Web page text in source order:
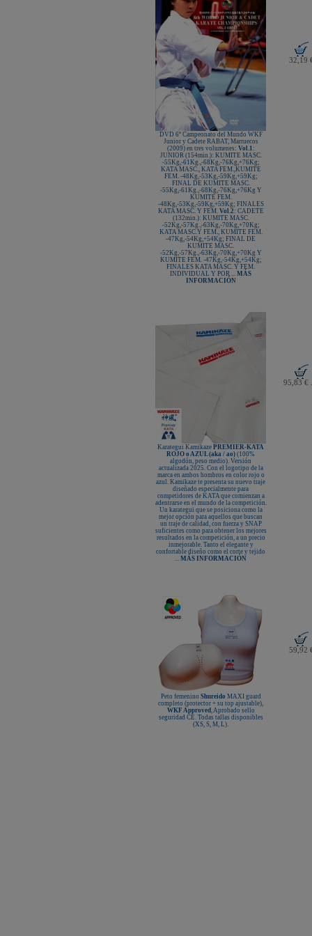
32,19
DVD 6º Campeonato del Mundo WKF
Junior y Cadete RABAT, Marruecos
(2009) en tres volumenes: Vol.1 :
JUNIOR (154min.): KUMITE MASC.
-55Kg,-61Kg.,-68Kg,-76Kg,+76Kg;
KATA MASC., KATA FEM.,KUMITE
FEM. -48Kg,-53Kg,-59Kg,+59Kg;
FINAL DE KUMITE MASC.
-55Kg,-61Kg.,-68Kg,-76Kg,+76Kg Y
KUMITE FEM.
-48Kg,-53Kg,-59Kg,+59Kg; FINALES
KATA MASC. Y FEM. Vol.2 : CADETE
(132min.): KUMITE MASC.
-52Kg,-57Kg.,-63Kg,-70Kg,+70Kg;
KATA MASC.Y FEM., KUMITE FEM.
-47Kg,-54Kg,+54Kg; FINAL DE
KUMITE MASC.
-52Kg,-57Kg.,-63Kg,-70Kg,+70Kg Y
KUMITE FEM. -47Kg,-54Kg,+54Kg;
FINALES KATA MASC. Y FEM.
INDIVIDUAL Y POR ... MÁS
INFORMACIÓN
95,83 €
Karategui Kamikaze PREMIER-KATA
ROJO o AZUL (aka / ao) (100%
algodón, peso medio). Versión
actualizada 2025. Con el logotipo de la
marca en ambos hombros en color rojo o
azul. Kamikaze te presenta su nuevo traje
diseñado especialmente para
competidores de KATA que comienzan a
adentrarse en el mundo de la competición.
Un karategui que se posiciona como la
mejor opción para aquellos que buscan
un traje de calidad, con fuerza y SNAP
suficientes como para obtener los mejores
resultados en la competición, a un precio
inmejorable. Tanto el elegante y
confortable diseño como el corte y tejido
... MÁS INFORMACIÓN
59,92
Peto femenino Shureido MAXI guard
completo (protector + su top ajustable),
WKF Approved, Aprobado sello
seguridad CE. Todas tallas disponibles
(XS, S, M, L).